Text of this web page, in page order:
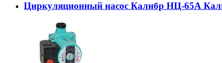
Циркуляционный насос Калибр НЦ-65А